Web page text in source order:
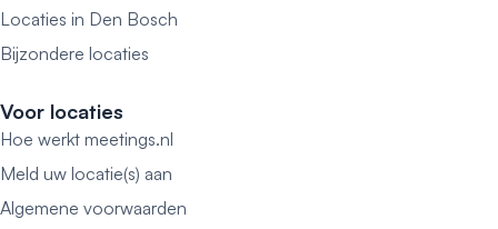
Locaties in Den Bosch
Bijzondere locaties
Voor locaties
Hoe werkt meetings.nl
Meld uw locatie(s) aan
Algemene voorwaarden